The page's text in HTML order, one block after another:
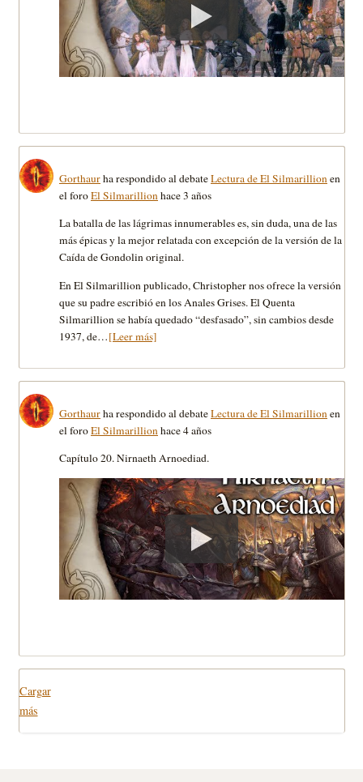
Gorthaurha respondido al debateLectura de El Silmarillionen
el foroEl Silmarillionhace 3 años
La batalla de las lágrimas innumerables es, sin duda, una de las
más épicas y la mejor relatada con excepción de la versión de la
Caída de Gondolin original.
En El Silmarillion publicado, Christopher nos ofrece la versión
que su padre escribió en los Anales Grises. El Quenta
Silmarillion se había quedado “desfasado”, sin cambios desde
1937, de…[Leer más]
Gorthaurha respondido al debateLectura de El Silmarillionen
el foroEl Silmarillionhace 4 años
Capítulo 20. Nirnaeth Arnoediad.
Cargar
más